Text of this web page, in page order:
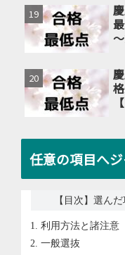
任意の項目へ
【目次】選ん
利用方法と諸注意
一般選抜